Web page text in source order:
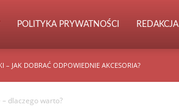
POLITYKA PRYWATNOŚCI REDAKCJA
– JAK DOBRAĆ ODPOWIEDNIE AKCESORIA?
dlaczego warto?